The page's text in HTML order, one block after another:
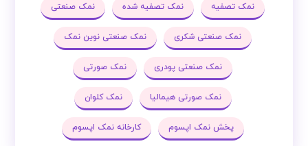
نمک تصفیه نمک تصفیه شده نمک صنعتی
نمک صنعتی شکری نمک صنعتی نوین نمک
نمک صنعتی پودری نمک صورتی
نمک صورتی هیمالیا نمک کلوان
پخش نمک اپسوم کارخانه نمک اپسوم